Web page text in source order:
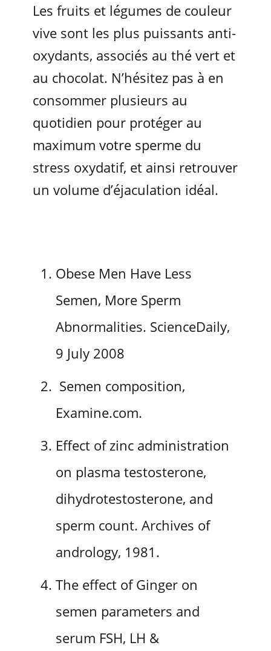
Les fruits et légumes de couleur
vive sont les plus puissants anti-
oxydants, associés au thé vert et
au chocolat. N’hésitez pas à en
consommer plusieurs au
quotidien pour protéger au
maximum votre sperme du
stress oxydatif, et ainsi retrouver
un volume d’éjaculation idéal.
Obese Men Have Less
Semen, More Sperm
Abnormalities. ScienceDaily,
9 July 2008
Semen composition,
Examine.com.
Effect of zinc administration
on plasma testosterone,
dihydrotestosterone, and
sperm count. Archives of
andrology, 1981.
The effect of Ginger on
semen parameters and
serum FSH, LH &